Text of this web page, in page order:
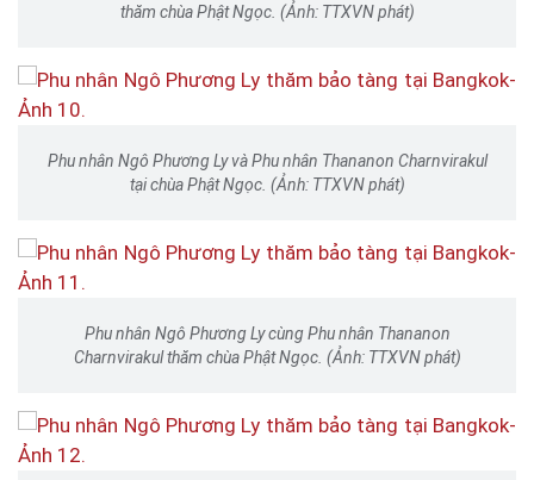
thăm chùa Phật Ngọc. (Ảnh: TTXVN phát)
Phu nhân Ngô Phương Ly và Phu nhân Thananon Charnvirakul
tại chùa Phật Ngọc. (Ảnh: TTXVN phát)
Phu nhân Ngô Phương Ly cùng Phu nhân Thananon
Charnvirakul thăm chùa Phật Ngọc. (Ảnh: TTXVN phát)